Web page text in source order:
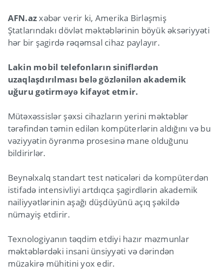
AFN.azxəbər verir ki, Amerika Birləşmiş
Ştatlarındakı dövlət məktəblərinin böyük əksəriyyəti
hər bir şagirdə rəqəmsal cihaz paylayır.
Lakin mobil telefonların siniflərdən
uzaqlaşdırılması belə gözlənilən akademik
uğuru gətirməyə kifayət etmir.
Mütəxəssislər şəxsi cihazların yerini məktəblər
tərəfindən təmin edilən kompüterlərin aldığını və bu
vəziyyətin öyrənmə prosesinə mane olduğunu
bildirirlər.
Beynəlxalq standart test nəticələri də kompüterdən
istifadə intensivliyi artdıqca şagirdlərin akademik
nailiyyətlərinin aşağı düşdüyünü açıq şəkildə
nümayiş etdirir.
Texnologiyanın təqdim etdiyi hazır məzmunlar
məktəblərdəki insani ünsiyyəti və dərindən
müzakirə mühitini yox edir.